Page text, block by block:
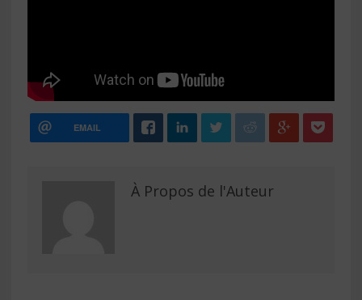
EMAIL
À Propos de l'Auteur